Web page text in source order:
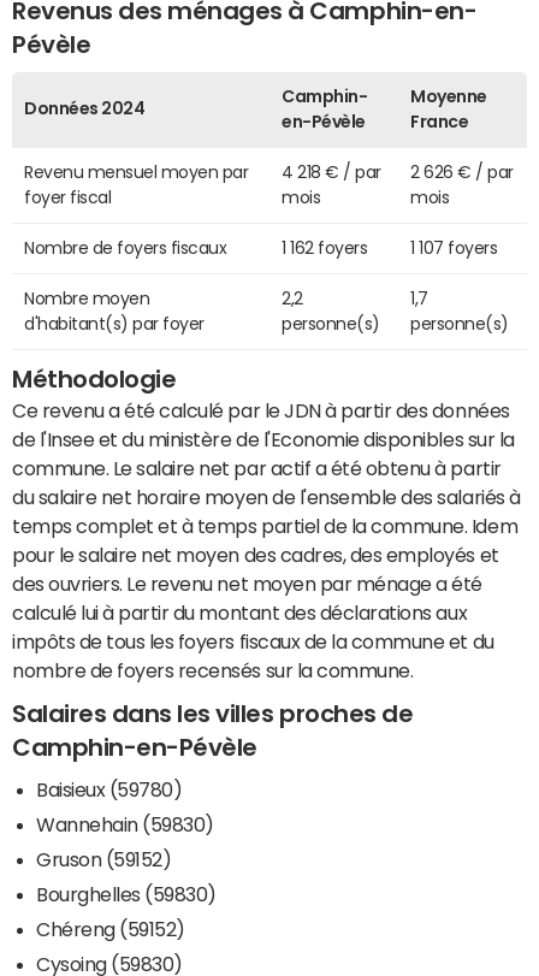
Revenus des ménages à Camphin-en-
Pévèle
Données 2024
Camphin-
en-Pévèle
Moyenne
France
Revenu mensuel moyen par
foyer fiscal
4 218 € / par
mois
2 626 € / par
mois
Nombre de foyers fiscaux 1 162 foyers 1 107 foyers
Nombre moyen
d'habitant(s) par foyer
2,2
personne(s)
1,7
personne(s)
Méthodologie
Ce revenu a été calculé par le JDN à partir des données
de l'Insee et du ministère de l'Economie disponibles sur la
commune. Le salaire net par actif a été obtenu à partir
du salaire net horaire moyen de l'ensemble des salariés à
temps complet et à temps partiel de la commune. Idem
pour le salaire net moyen des cadres, des employés et
des ouvriers. Le revenu net moyen par ménage a été
calculé lui à partir du montant des déclarations aux
impôts de tous les foyers fiscaux de la commune et du
nombre de foyers recensés sur la commune.
Salaires dans les villes proches de
Camphin-en-Pévèle
Baisieux (59780)
Wannehain (59830)
Gruson (59152)
Bourghelles (59830)
Chéreng (59152)
Cysoing (59830)